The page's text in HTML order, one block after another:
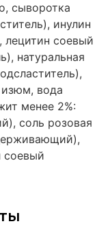
сыворотка
инулин
лецитин соевый
натуральная
вода
менее 2%:
соль розовая
соевый